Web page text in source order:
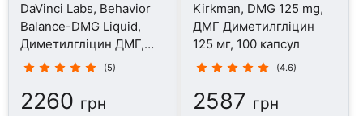
DaVinci Labs, Behavior
Balance-DMG Liquid,
Диметилгліцин ДМГ,
300 мл
(5)
2260 грн
Kirkman, DMG 125 mg,
ДМГ Диметилгліцин
125 мг, 100 капсул
(4.6)
2587 грн